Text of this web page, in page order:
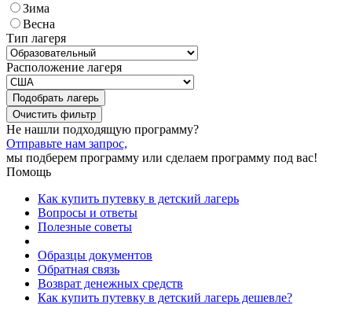
Зима
Весна
Тип лагеря
Расположение лагеря
Подобрать лагерь
Не нашли подходящую программу?
Отправьте нам запрос,
мы подберем программу или сделаем программу под вас!
Помощь
Как купить путевку в детский лагерь
Вопросы и ответы
Полезные советы
Образцы документов
Обратная связь
Возврат денежных средств
Как купить путевку в детский лагерь дешевле?